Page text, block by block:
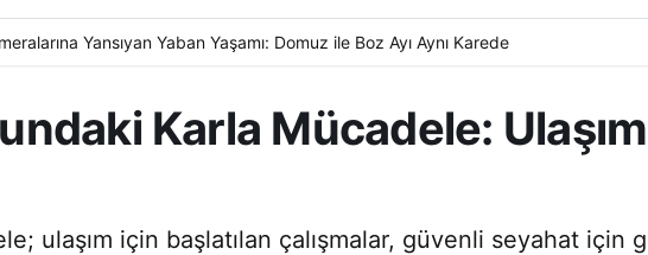
Yansıyan Yaban Yaşamı: Domuz ile Boz Ayı Aynı Karede
Karla Mücadele:
ulaşım için başlatılan çalışmalar, güvenli seyahat için